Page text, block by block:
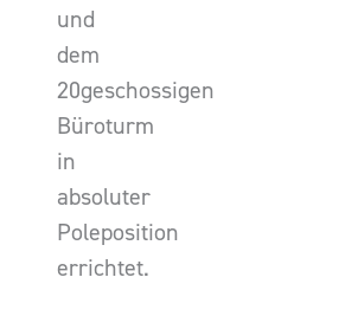
und
dem
20geschossigen
Büroturm
in
absoluter
Poleposition
errichtet.